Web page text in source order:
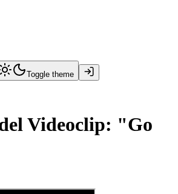
Toggle theme
Videoclip: "Go